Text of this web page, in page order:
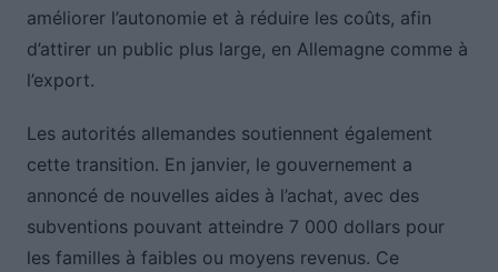
améliorer l’autonomie et à réduire les coûts, afin
d’attirer un public plus large, en Allemagne comme à
l’export.
Les autorités allemandes soutiennent également
cette transition. En janvier, le gouvernement a
annoncé de nouvelles aides à l’achat, avec des
subventions pouvant atteindre 7 000 dollars pour
les familles à faibles ou moyens revenus. Ce